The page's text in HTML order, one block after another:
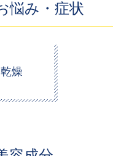
悩み・症状
乾燥